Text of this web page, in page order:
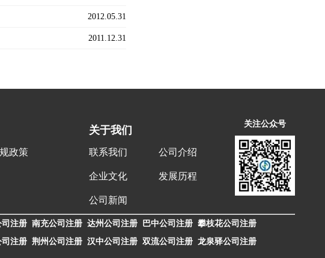
2012.05.31
2011.12.31
关注公众号
政策
关于我们
联系我们 公司介绍
企业文化 发展历程
公司新闻
司注册 南充公司注册 达州公司注册 巴中公司注册 攀枝花公司注册
注册 荆州公司注册 汉中公司注册 双流公司注册 龙泉驿公司注册